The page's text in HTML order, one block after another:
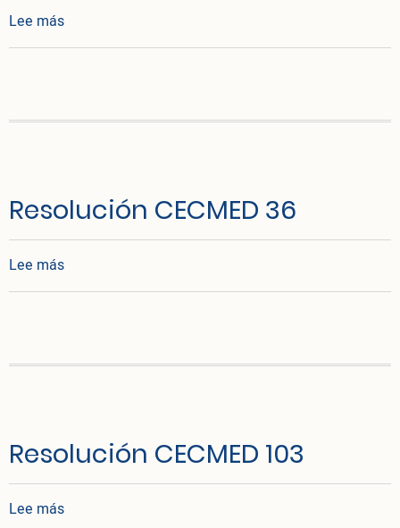
Lee mássobre Resolución MINSAP 101
Resolución CECMED 36
Lee mássobre Resolución CECMED 36
Resolución CECMED 103
Lee mássobre Resolución CECMED 103